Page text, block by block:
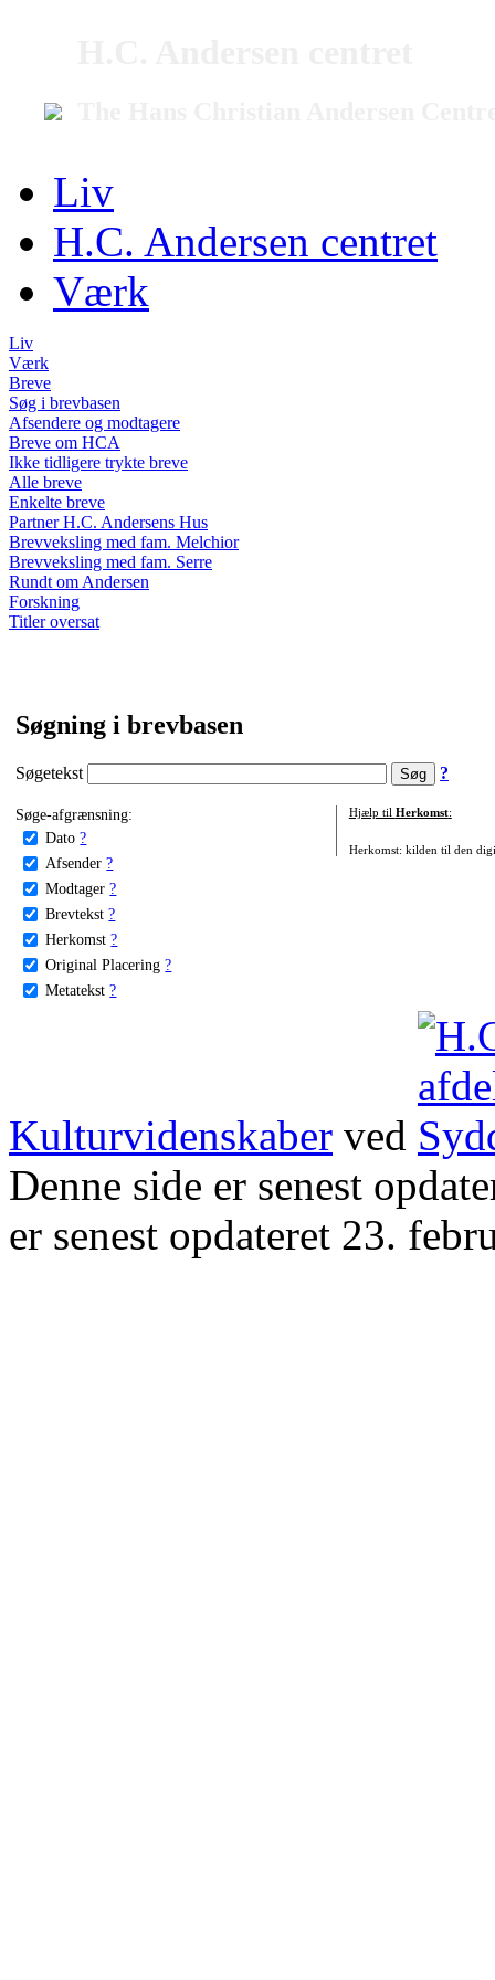
Liv
H.C. Andersen centret
Værk
Liv
Værk
Breve
Søg i brevbasen
Afsendere og modtagere
Breve om HCA
Ikke tidligere trykte breve
Alle breve
Enkelte breve
Partner H.C. Andersens Hus
Brevveksling med fam. Melchior
Brevveksling med fam. Serre
Rundt om Andersen
Forskning
Titler oversat
Søgning i brevbasen
Søgetekst ?
Søge-afgrænsning:
Dato ?
Afsender ?
Modtager ?
Brevtekst ?
Herkomst ?
Original Placering ?
Metatekst ?
Hjælp til Herkomst:
Herkomst: kilden til den
Kulturvidenskaber ved
Denne side er senest
er senest opdateret 23.